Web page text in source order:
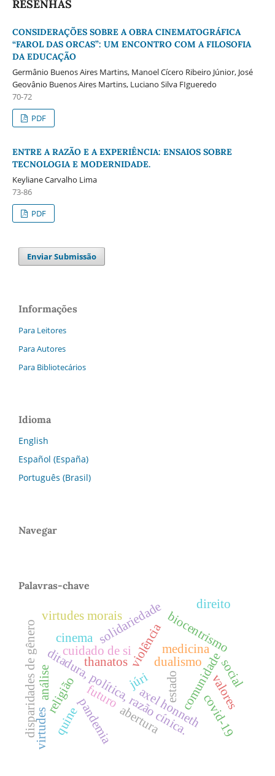
RESENHAS
CONSIDERAÇÕES SOBRE A OBRA CINEMATOGRÁFICA
“FAROL DAS ORCAS”: UM ENCONTRO COM A FILOSOFIA
DA EDUCAÇÃO
Germânio Buenos Aires Martins, Manoel Cícero Ribeiro Júnior, José
Geovânio Buenos Aires Martins, Luciano Silva FIgueredo
70-72
PDF
ENTRE A RAZÃO E A EXPERIÊNCIA: ENSAIOS SOBRE
TECNOLOGIA E MODERNIDADE.
Keyliane Carvalho Lima
73-86
PDF
Enviar Submissão
Informações
Para Leitores
Para Autores
Para Bibliotecários
Idioma
English
Español (España)
Português (Brasil)
Navegar
Palavras-chave
cuidado de siviolência
ditadura, política, razão cínica.
axel honneth
solidariedade
estadocomunidade
biocentrismo
virtudes morais
religião
medicina
dualismo
thanatos
disparidades de gênero futuro
pandemia covid-19
valores
abertura
análise social
quine
direito
virtudes
júri
cinema